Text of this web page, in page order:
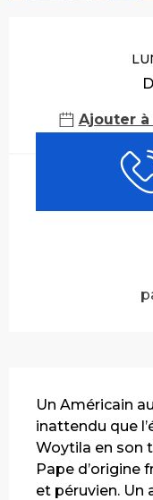
Ajouter
Un Américain
inattendu que
Woytila en son
Pape d’origine
et péruvien. Un